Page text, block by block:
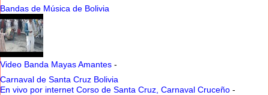
Bandas de Música de Bolivia
Video Banda Mayas Amantes -
Carnaval de Santa Cruz Bolivia
En vivo por internet Corso de Santa Cruz, Carnaval Cruceño -